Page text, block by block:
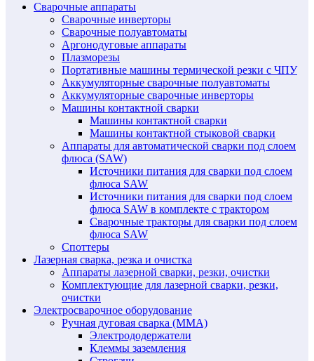
Сварочные аппараты
Сварочные инверторы
Сварочные полуавтоматы
Аргонодуговые аппараты
Плазморезы
Портативные машины термической резки с ЧПУ
Аккумуляторные сварочные полуавтоматы
Аккумуляторные сварочные инверторы
Машины контактной сварки
Машины контактной сварки
Машины контактной стыковой сварки
Аппараты для автоматической сварки под слоем
флюса (SAW)
Источники питания для сварки под слоем
флюса SAW
Источники питания для сварки под слоем
флюса SAW в комплекте с трактором
Сварочные тракторы для сварки под слоем
флюса SAW
Споттеры
Лазерная сварка, резка и очистка
Аппараты лазерной сварки, резки, очистки
Комплектующие для лазерной сварки, резки,
очистки
Электросварочное оборудование
Ручная дуговая сварка (MMA)
Электрододержатели
Клеммы заземления